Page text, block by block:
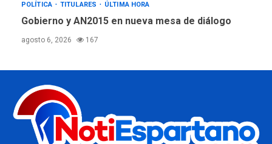
POLÍTICA TITULARES ÚLTIMA HORA
Gobierno y AN2015 en nueva mesa de diálogo
agosto 6, 2026 167